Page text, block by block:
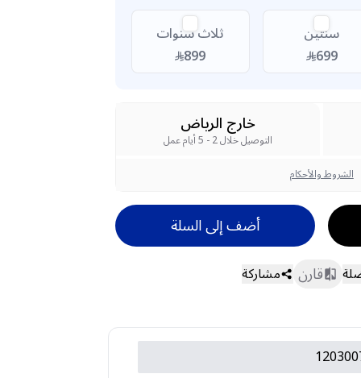
سنتين
699
ثلاث سنوات
899
خارج الرياض
التوصيل خلال 2 - 5 أيام عمل
الشروط والأحكام
أضف إلى السلة
قارن مشاركة